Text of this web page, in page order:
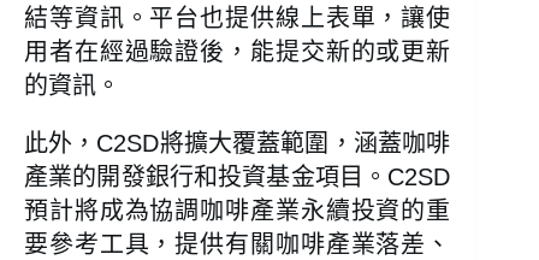
結等資訊。平台也提供線上表單，讓使
用者在經過驗證後，能提交新的或更新
的資訊。
此外，C2SD將擴大覆蓋範圍，涵蓋咖啡
產業的開發銀行和投資基金項目。C2SD
預計將成為協調咖啡產業永續投資的重
要參考工具，提供有關咖啡產業落差、